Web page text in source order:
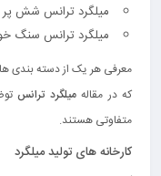
میلگرد ترانس شش پر
میلگرد ترانس سنگ
معرفی هر یک از دسته بندی
که در مقالهمیلگرد ترانس
متفاوتی هستند.
کارخانه‌ های تولید میلگرد